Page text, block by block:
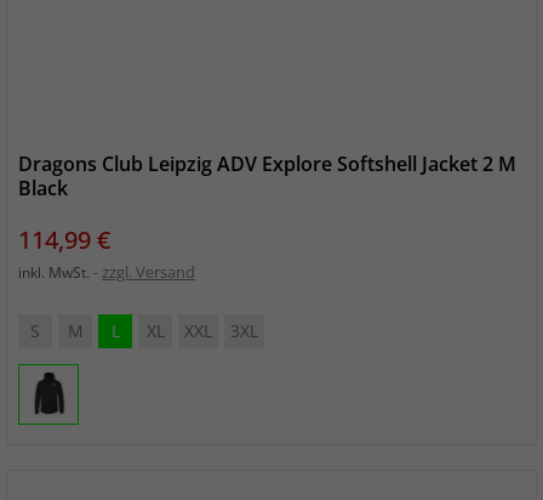
Dragons Club Leipzig ADV Explore Softshell Jacket 2 M
Black
Preis
114,99 €
inkl. MwSt. zzgl. Versand
S M L XL XXL 3XL